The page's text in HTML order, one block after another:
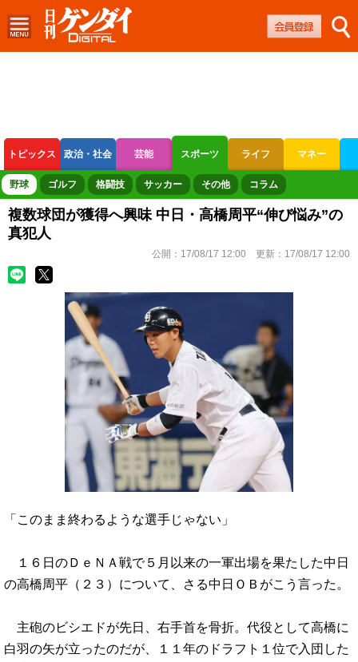
トピックス 政治・社会 芸能 スポーツ ライフ マネー
ボートレース 競輪 オートレース
野球 ゴルフ 格闘技 サッカー その他 コラム
複数球団が獲得へ興味 中日・高橋周平“伸び悩み”の
真犯人
公開： 17/08/17 12:00 更新： 17/08/17 12:00
「このまま終わるような選手じゃない」
１６日のＤｅＮＡ戦で５月以来の一軍出場を果たした中日
の高橋周平（２３）について、さる中日ＯＢがこう言った。
主砲のビシエドが先日、右手首を骨折。代役として高橋に
白羽の矢が立ったのだが、１１年のドラフト１位で入団した